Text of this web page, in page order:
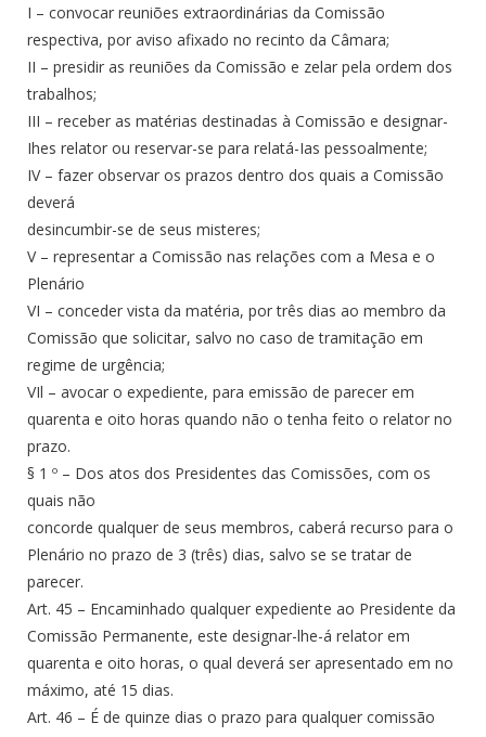
I – convocar reuniões extraordinárias da Comissão
respectiva, por aviso afixado no recinto da Câmara;
II – presidir as reuniões da Comissão e zelar pela ordem dos
trabalhos;
III – receber as matérias destinadas à Comissão e designar-
Ihes relator ou reservar-se para relatá-Ias pessoalmente;
IV – fazer observar os prazos dentro dos quais a Comissão
deverá
desincumbir-se de seus misteres;
V – representar a Comissão nas relações com a Mesa e o
Plenário
VI – conceder vista da matéria, por três dias ao membro da
Comissão que solicitar, salvo no caso de tramitação em
regime de urgência;
VIl – avocar o expediente, para emissão de parecer em
quarenta e oito horas quando não o tenha feito o relator no
prazo.
§ 1 º – Dos atos dos Presidentes das Comissões, com os
quais não
concorde qualquer de seus membros, caberá recurso para o
Plenário no prazo de 3 (três) dias, salvo se se tratar de
parecer.
Art. 45 – Encaminhado qualquer expediente ao Presidente da
Comissão Permanente, este designar-lhe-á relator em
quarenta e oito horas, o qual deverá ser apresentado em no
máximo, até 15 dias.
Art. 46 – É de quinze dias o prazo para qualquer comissão